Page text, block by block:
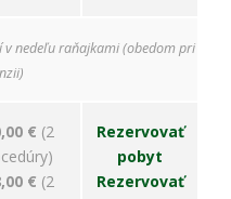
v nedeľu raňajkami (obedom pri
€ (2
€ (2
Rezervovať
pobyt
Rezervovať
Marketing
zobrazovanie
relevantnej
reklamy a meranie